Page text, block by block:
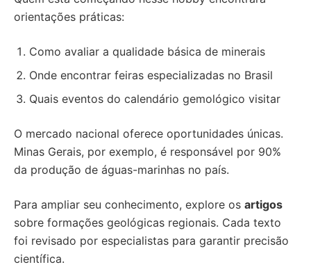
orientações práticas:
Como avaliar a qualidade básica de minerais
Onde encontrar feiras especializadas no Brasil
Quais eventos do calendário gemológico visitar
O mercado nacional oferece oportunidades únicas.
Minas Gerais, por exemplo, é responsável por 90%
da produção de águas-marinhas no país.
Para ampliar seu conhecimento, explore os artigos
sobre formações geológicas regionais. Cada texto
foi revisado por especialistas para garantir precisão
científica.